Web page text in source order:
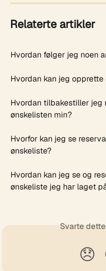
Relaterte artikler
Hvordan følger jeg noen
Hvordan kan jeg opprette
Hvordan tilbakestiller jeg
ønskelisten min?
Hvorfor kan jeg se
ønskeliste?
Hvordan kan jeg se og
ønskeliste jeg har laget
Svarte
😞